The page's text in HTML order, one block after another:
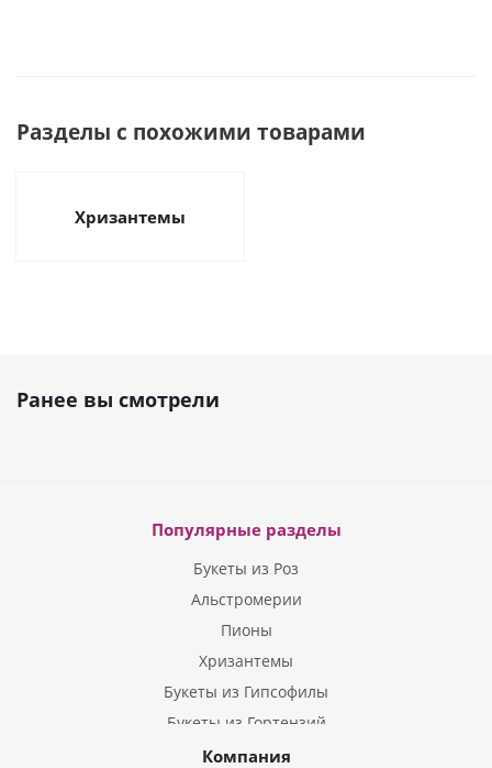
Разделы с похожими товарами
Хризантемы
Ранее вы смотрели
Популярные разделы
Букеты из Роз
Альстромерии
Пионы
Хризантемы
Букеты из Гипсофилы
Букеты из Гортензий
Букеты из Ирисов
Компания